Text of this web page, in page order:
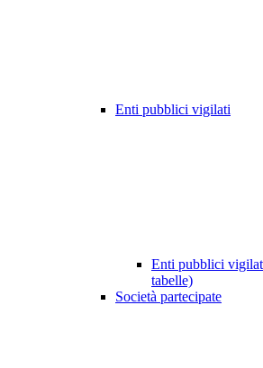
Enti pubblici vigilati
Enti pubblici
tabelle)
Società partecipate